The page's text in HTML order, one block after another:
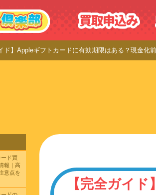
ド】Appleギフトカードに有効期限はある？現金化
【完全ガイ
ード買
報｜高
意点を